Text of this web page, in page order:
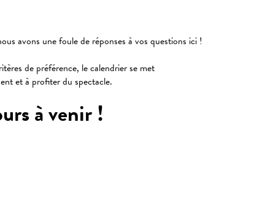
avons une foule de réponses à vos questions ici !
de préférence, le calendrier se met
et à profiter du spectacle.
à venir !